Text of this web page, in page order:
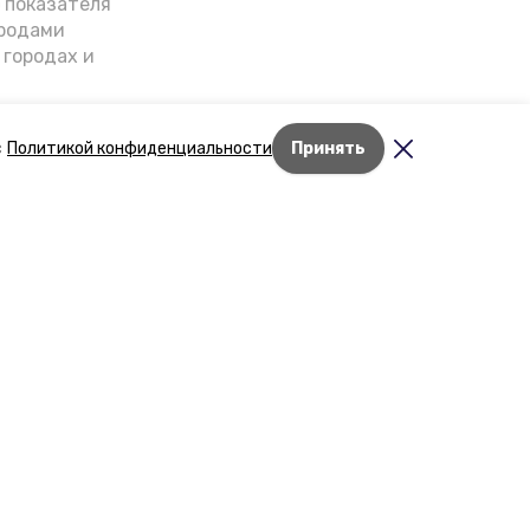
Политикой конфиденциальности Принять
и
о